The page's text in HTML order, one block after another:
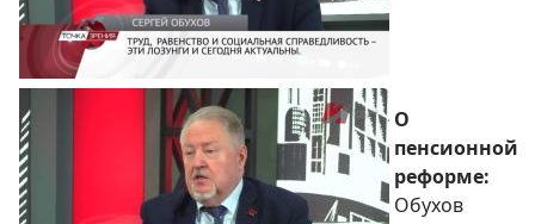
О
пенсионной
реформе:
Обухов